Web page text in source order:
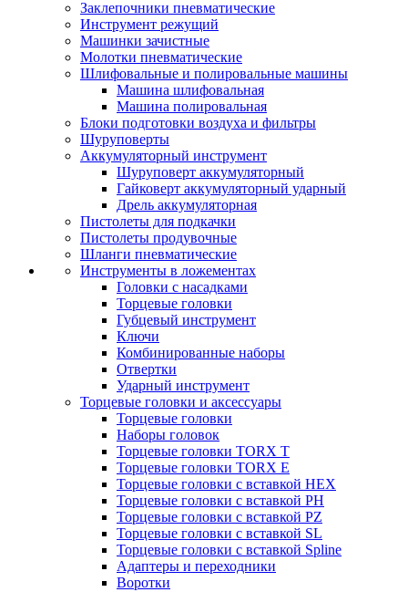
Заклепочники пневматические
Инструмент режущий
Машинки зачистные
Молотки пневматические
Шлифовальные и полировальные машины
Машина шлифовальная
Машина полировальная
Блоки подготовки воздуха и фильтры
Шуруповерты
Аккумуляторный инструмент
Шуруповерт аккумуляторный
Гайковерт аккумуляторный ударный
Дрель аккумуляторная
Пистолеты для подкачки
Пистолеты продувочные
Шланги пневматические
Инструменты в ложементах
Головки с насадками
Торцевые головки
Губцевый инструмент
Ключи
Комбинированные наборы
Отвертки
Ударный инструмент
Торцевые головки и аксессуары
Торцевые головки
Наборы головок
Торцевые головки TORX T
Торцевые головки TORX Е
Торцевые головки с вставкой HEX
Торцевые головки с вставкой PH
Торцевые головки с вставкой PZ
Торцевые головки с вставкой SL
Торцевые головки с вставкой Spline
Адаптеры и переходники
Воротки